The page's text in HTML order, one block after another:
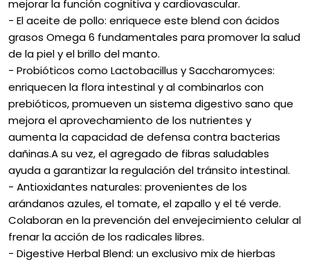
mejorar la función cognitiva y cardiovascular.
- El aceite de pollo: enriquece este blend con ácidos
grasos Omega 6 fundamentales para promover la salud
de la piel y el brillo del manto.
- Probióticos como Lactobacillus y Saccharomyces:
enriquecen la flora intestinal y al combinarlos con
prebióticos, promueven un sistema digestivo sano que
mejora el aprovechamiento de los nutrientes y
aumenta la capacidad de defensa contra bacterias
dañinas.A su vez, el agregado de fibras saludables
ayuda a garantizar la regulación del tránsito intestinal.
- Antioxidantes naturales: provenientes de los
arándanos azules, el tomate, el zapallo y el té verde.
Colaboran en la prevención del envejecimiento celular al
frenar la acción de los radicales libres.
- Digestive Herbal Blend: un exclusivo mix de hierbas